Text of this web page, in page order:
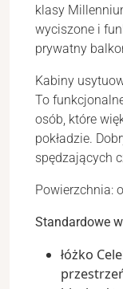
klasy
wyciszone i
prywatny
Kabiny
To
osób, które
pokładzie.
spędzających
Powierzchnia:
Standardowe
łóżko